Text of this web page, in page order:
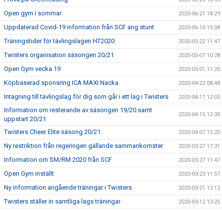
Open gym i sommar 2020-06-21 18:29
Uppdaterad Covid-19 information från SCF ang stunt 2020-06-10 15:08
Träningstider för tävlingslagen HT2020 2020-05-22 11:47
Twisters organisation säsongen 20/21 2020-05-07 10:28
Open Gym vecka 19 2020-05-01 11:20
Köpbaserad sponsring ICA MAXI Nacka 2020-04-22 08:48
Intagning till tävlingslag för dig som går i ett lag i Twisters 2020-04-17 12:05
Information om resterande av säsongen 19/20 samt
uppstart 20/21
2020-04-15 12:30
Twisters Cheer Elite säsong 20/21 2020-04-07 15:20
Ny restriktion från regeringen gällande sammankomster 2020-03-27 17:31
Information om SM/RM 2020 från SCF 2020-03-27 11:47
Open Gym inställt 2020-03-23 11:57
Ny information angående träningar i Twisters 2020-03-21 12:12
Twisters ställer in samtliga lags träningar 2020-03-12 13:25